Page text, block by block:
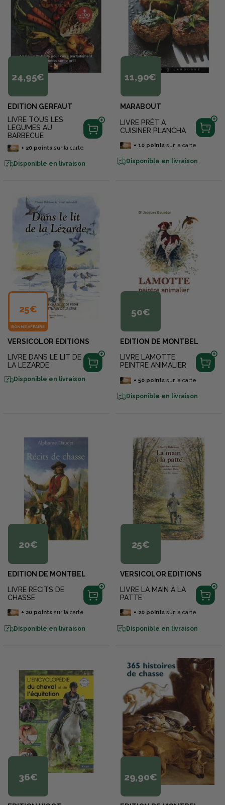
24,95€
EDITION GERFAUT
LIVRE TOUS LES
LEGUMES AU
BARBECUE
+ 20pointssur la carte
Disponible en livraison
11,90€
MARABOUT
LIVRE PRÊT A
CUISINER PLANCHA
+ 10pointssur la carte
Disponible en livraison
25€
BONNE AFFAIRE
VERSICOLOR EDITIONS
LIVRE DANS LE LIT DE
LA LEZARDE
Disponible en livraison
50€
EDITION DE MONTBEL
LIVRE LAMOTTE
PEINTRE ANIMALIER
+ 50pointssur la carte
Disponible en livraison
20€
EDITION DE MONTBEL
LIVRE RECITS DE
CHASSE
+ 20pointssur la carte
Disponible en livraison
25€
VERSICOLOR EDITIONS
LIVRE LA MAIN À LA
PATTE
+ 20pointssur la carte
Disponible en livraison
36€ 29,90€